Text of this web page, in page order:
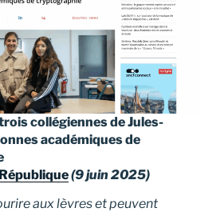
collégiennes de Jules-
académiques de
(9 juin 2025)
aux lèvres et peuvent